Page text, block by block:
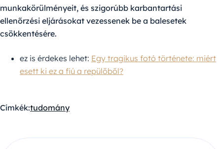
munkakörülményeit, és szigorúbb karbantartási
ellenőrzési eljárásokat vezessenek be a balesetek
csökkentésére.
ez is érdekes lehet: Egy tragikus fotó története: miért
esett ki ez a fiú a repülőből?
Címkék:tudomány